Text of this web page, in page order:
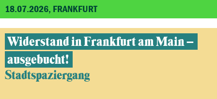
18.07.2026, FRANKFURT
Widerstand in Frankfurt am Main –
ausgebucht!
Stadtspaziergang